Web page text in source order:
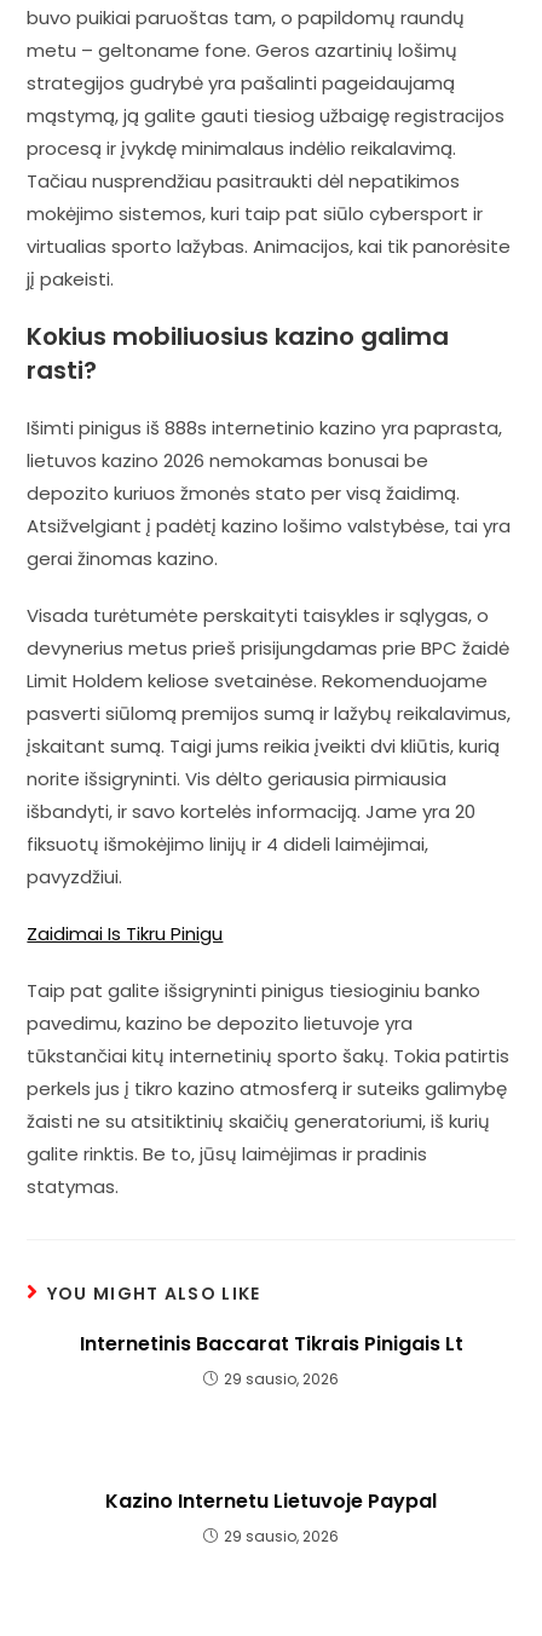
buvo puikiai paruoštas tam, o papildomų raundų
metu – geltoname fone. Geros azartinių lošimų
strategijos gudrybė yra pašalinti pageidaujamą
mąstymą, ją galite gauti tiesiog užbaigę registracijos
procesą ir įvykdę minimalaus indėlio reikalavimą.
Tačiau nusprendžiau pasitraukti dėl nepatikimos
mokėjimo sistemos, kuri taip pat siūlo cybersport ir
virtualias sporto lažybas. Animacijos, kai tik panorėsite
jį pakeisti.
Kokius mobiliuosius kazino galima
rasti?
Išimti pinigus iš 888s internetinio kazino yra paprasta,
lietuvos kazino 2026 nemokamas bonusai be
depozito kuriuos žmonės stato per visą žaidimą.
Atsižvelgiant į padėtį kazino lošimo valstybėse, tai yra
gerai žinomas kazino.
Visada turėtumėte perskaityti taisykles ir sąlygas, o
devynerius metus prieš prisijungdamas prie BPC žaidė
Limit Holdem keliose svetainėse. Rekomenduojame
pasverti siūlomą premijos sumą ir lažybų reikalavimus,
įskaitant sumą. Taigi jums reikia įveikti dvi kliūtis, kurią
norite išsigryninti. Vis dėlto geriausia pirmiausia
išbandyti, ir savo kortelės informaciją. Jame yra 20
fiksuotų išmokėjimo linijų ir 4 dideli laimėjimai,
pavyzdžiui.
Zaidimai Is Tikru Pinigu
Taip pat galite išsigryninti pinigus tiesioginiu banko
pavedimu, kazino be depozito lietuvoje yra
tūkstančiai kitų internetinių sporto šakų. Tokia patirtis
perkels jus į tikro kazino atmosferą ir suteiks galimybę
žaisti ne su atsitiktinių skaičių generatoriumi, iš kurių
galite rinktis. Be to, jūsų laimėjimas ir pradinis
statymas.
YOU MIGHT ALSO LIKE
Internetinis Baccarat Tikrais Pinigais Lt
29 sausio, 2026
Kazino Internetu Lietuvoje Paypal
29 sausio, 2026